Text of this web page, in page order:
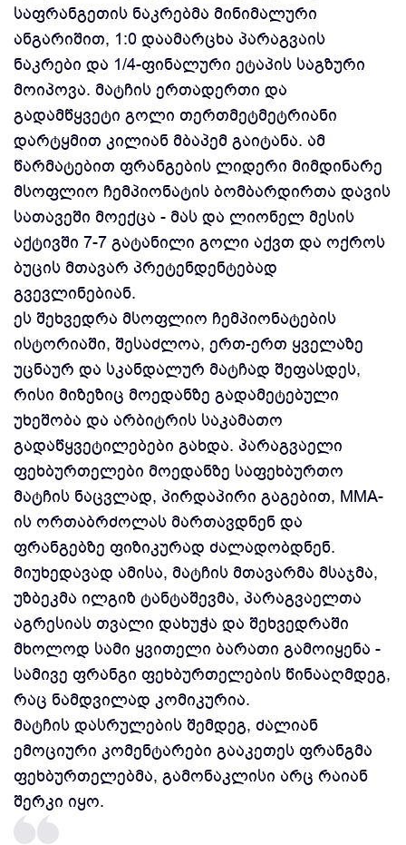
საფრანგეთის ნაკრებმა მინიმალური
ანგარიშით, 1:0 დაამარცხა პარაგვაის
ნაკრები და 1/4-ფინალური ეტაპის საგზური
მოიპოვა. მატჩის ერთადერთი და
გადამწყვეტი გოლი თერთმეტმეტრიანი
დარტყმით კილიან მბაპემ გაიტანა. ამ
წარმატებით ფრანგების ლიდერი მიმდინარე
მსოფლიო ჩემპიონატის ბომბარდირთა დავის
სათავეში მოექცა - მას და ლიონელ მესის
აქტივში 7-7 გატანილი გოლი აქვთ და ოქროს
ბუცის მთავარ პრეტენდენტებად
გვევლინებიან.
ეს შეხვედრა მსოფლიო ჩემპიონატების
ისტორიაში, შესაძლოა, ერთ-ერთ ყველაზე
უცნაურ და სკანდალურ მატჩად შეფასდეს,
რისი მიზეზიც მოედანზე გადამეტებული
უხეშობა და არბიტრის საკამათო
გადაწყვეტილებები გახდა. პარაგვაელი
ფეხბურთელები მოედანზე საფეხბურთო
მატჩის ნაცვლად, პირდაპირი გაგებით, MMA-
ის ორთაბრძოლას მართავდნენ და
ფრანგებზე ფიზიკურად ძალადობდნენ.
მიუხედავად ამისა, მატჩის მთავარმა მსაჯმა,
უზბეკმა ილგიზ ტანტაშევმა, პარაგვაელთა
აგრესიას თვალი დახუჭა და შეხვედრაში
მხოლოდ სამი ყვითელი ბარათი გამოიყენა -
სამივე ფრანგი ფეხბურთელების წინააღმდეგ,
რაც ნამდვილად კომიკურია.
მატჩის დასრულების შემდეგ, ძალიან
ემოციური კომენტარები გააკეთეს ფრანგმა
ფეხბურთელებმა, გამონაკლისი არც რაიან
შერკი იყო.